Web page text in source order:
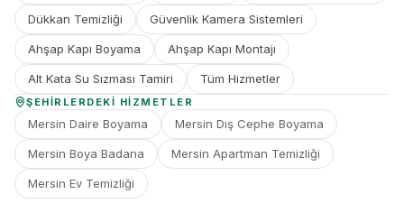
Dükkan Temizliği Güvenlik Kamera Sistemleri
Ahşap Kapı Boyama Ahşap Kapı Montajı
Alt Kata Su Sızması Tamiri Tüm Hizmetler
ŞEHIRLERDEKI HIZMETLER
Mersin Daire Boyama Mersin Dış Cephe Boyama
Mersin Boya Badana Mersin Apartman Temizliği
Mersin Ev Temizliği